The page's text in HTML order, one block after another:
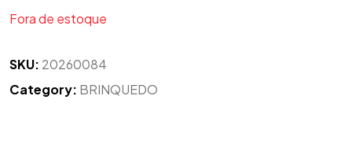
Fora de estoque
SKU: 20260084
Category: BRINQUEDO